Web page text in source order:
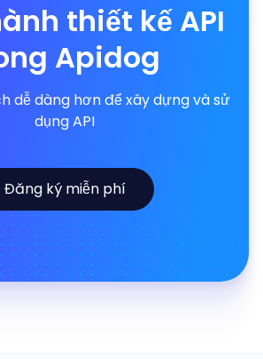
thiết kế API
Apidog
dễ dàng hơn để xây dựng và sử
dụng API
Đăng ký miễn phí